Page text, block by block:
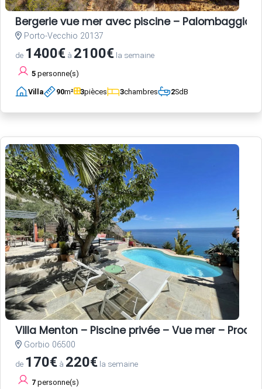
Bergerie vue mer avec piscine – Palombaggia,
Porto-Vecchio 20137
de 1400€ à 2100€ la semaine
5 personne(s)
Villa 90m² 3pièces 3chambres 2SdB
Villa Menton – Piscine privée – Vue mer –
Gorbio 06500
de 170€ à 220€ la semaine
7 personne(s)